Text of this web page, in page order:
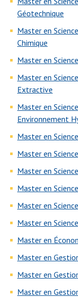
Géotechnique
Master en
Chimique
Master en
Master en
Extractive
Master en
Environnement
Master en
Master en
Master en
Master en
Master en
Master en
Master en
Master en
Master en
Master en